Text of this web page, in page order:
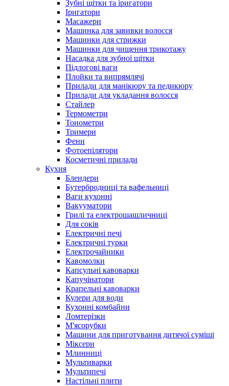
Зубні щітки та іригатори
Іригатори
Масажери
Машинка для завивки волосся
Машинки для стрижки
Машинки для чищення трикотажу
Насадка для зубної щітки
Підлогові ваги
Плойки та випрямлячі
Прилади для манікюру та педикюру
Прилади для укладання волосся
Стайлер
Термометри
Тонометри
Тримери
Фени
Фотоепілятори
Косметичні прилади
Кухня
Блендери
Бутербродниці та вафельниці
Ваги кухонні
Вакууматори
Грилі та електрошашличниці
Для соків
Електричні печі
Електричні турки
Електрочайники
Кавомолки
Капсульні кавоварки
Капучінатори
Крапельні кавоварки
Кулери для води
Кухонні комбайни
Ломтерізки
М'ясорубки
Машини для приготування дитячої суміші
Міксери
Млинниці
Мультиварки
Мультипечі
Настільні плити